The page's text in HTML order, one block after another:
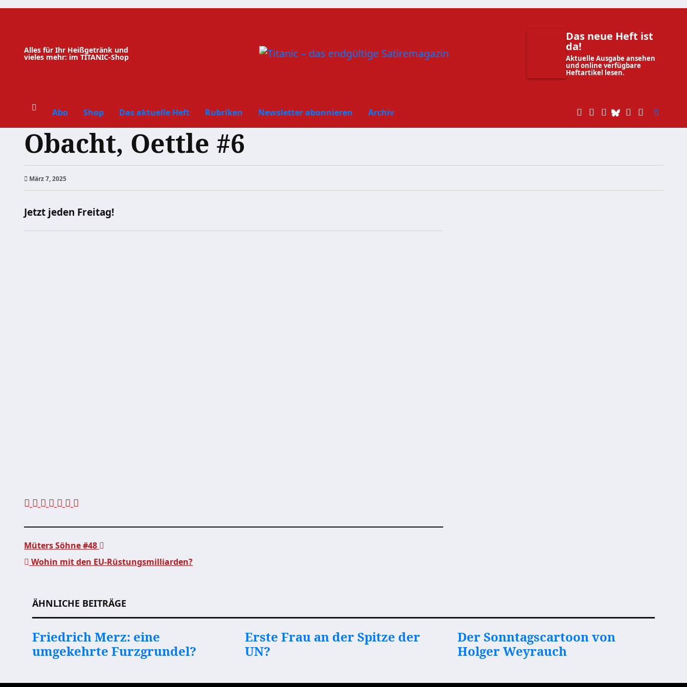
Zum
Alles für Ihr Heißgetränk und
vieles mehr: im TITANIC-Shop
Das neue Heft ist
da!
Aktuelle Ausgabe ansehen
und online verfügbare
Heftartikel lesen.
Abo Shop Das aktuelle Heft Rubriken Newsletter abonnieren Archiv
Obacht, Oettle #6
März 7, 2025
Jetzt jeden Freitag!
Müters Söhne #48
Wohin mit den EU-Rüstungsmilliarden?
ÄHNLICHE BEITRÄGE
Friedrich Merz: eine
umgekehrte Furzgrundel?
Erste Frau an der Spitze der
UN?
Der Sonntagscartoon von
Holger Weyrauch